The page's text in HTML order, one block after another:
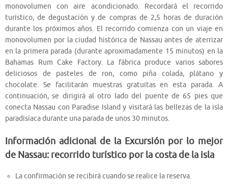
monovolumen con aire acondicionado. Recordará el recorrido
turístico, de degustación y de compras de 2,5 horas de duración
durante los próximos años. El recorrido comienza con un viaje en
monovolumen por la ciudad histórica de Nassau antes de aterrizar
en la primera parada (durante aproximadamente 15 minutos) en la
Bahamas Rum Cake Factory. La fábrica produce varios sabores
deliciosos de pasteles de ron, como piña colada, plátano y
chocolate. Se facilitarán muestras gratuitas en esta parada. A
continuación, se dirigirá al otro lado del puente de 65 pies que
conecta Nassau con Paradise Island y visitará las bellezas de la isla
paradisíaca durante una parada de unos 30 minutos.
Información adicional de la Excursión por lo mejor
de Nassau: recorrido turístico por la costa de la isla
La confirmación se recibirá cuando se realice la reserva.